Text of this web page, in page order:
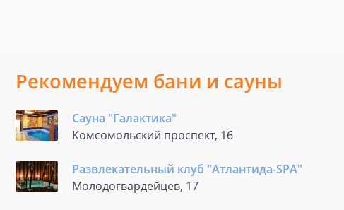
Рекомендуем бани и сауны
Сауна "Галактика"
Комсомольский проспект, 16
Развлекательный клуб "Атлантида-SPA"
Молодогвардейцев, 17